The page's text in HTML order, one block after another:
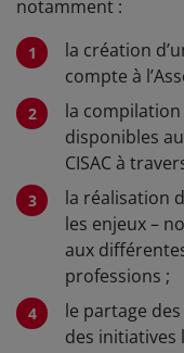
notamment :
la création
compte à
la
disponibles
CISAC à
la réalisation
les enjeux –
aux
professions ;
le partage
des initiatives